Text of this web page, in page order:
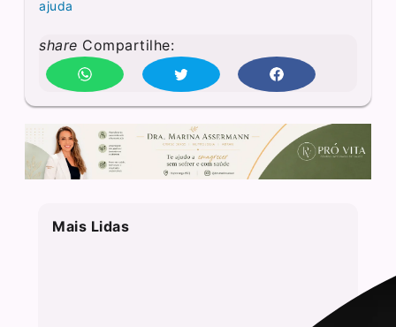
ajuda
share Compartilhe:
Mais Lidas